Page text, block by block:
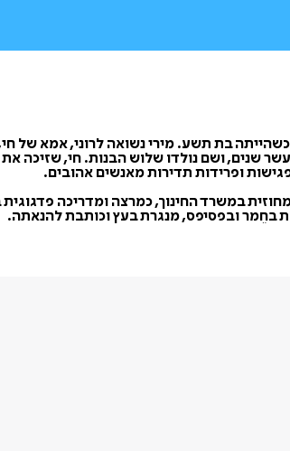
בת תשע. מירי נשואה לרוני, אמא של
שנים, ושם נולדו שלוש הבנות. חי, שזיכה
ופרידות תדירות מאנשים אהובים.
מחוזית במשרד החינוך, כמרצה ומדריכה
בחֵמר ובפסיפס, מנגרת בעץ וכותבת להנאתה.